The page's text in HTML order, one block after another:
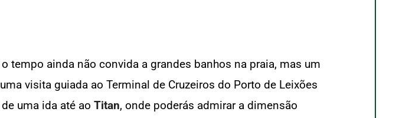
tempo ainda não convida a grandes banhos na praia, mas um
visita guiada ao Terminal de Cruzeiros do Porto de Leixões
uma ida até ao Titan, onde poderás admirar a dimensão